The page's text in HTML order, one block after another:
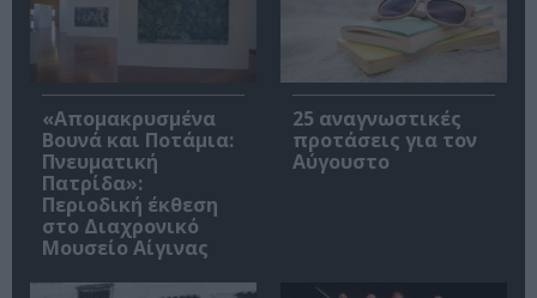
«Απομακρυσμένα
Βουνά και Ποτάμια:
Πνευματική
Πατρίδα»:
Περιοδική έκθεση
στο Διαχρονικό
Μουσείο Αίγινας
25 αναγνωστικές
προτάσεις για τον
Αύγουστο